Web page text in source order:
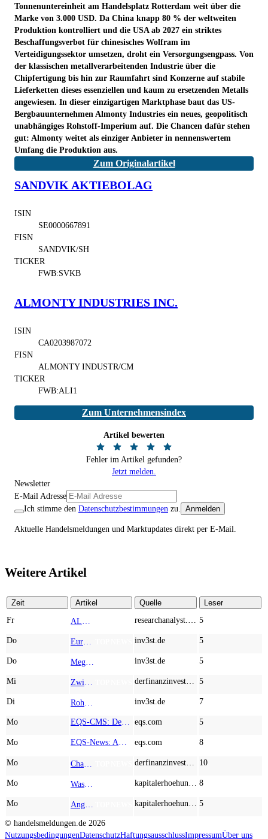
Tonnenuntereinheit am Handelsplatz Rotterdam weit über die
Marke von 3.000 USD. Da China knapp 80 % der weltweiten
Produktion kontrolliert und die USA ab 2027 ein striktes
Beschaffungsverbot für chinesisches Wolfram im
Verteidigungssektor umsetzen, droht ein Versorgungsengpass. Von
der klassischen metallverarbeitenden Industrie über die
Chipfertigung bis hin zur Raumfahrt sind Konzerne auf stabile
Lieferketten dieses essenziellen und kaum zu ersetzenden Metalls
angewiesen. In dieser einzigartigen Marktphase baut das US-
Bergbauunternehmen Almonty Industries ein neues, geopolitisch
unabhängiges Rohstoff-Imperium auf. Die Chancen dafür stehen
gut: Almonty weitet als einziger Anbieter in nennenswertem
Umfang die Produktion aus.
Zum Originalartikel
SANDVIK AKTIEBOLAG
ISIN
SE0000667891
FISN
SANDVIK/SH
TICKER
FWB:SVKB
ALMONTY INDUSTRIES INC.
ISIN
CA0203987072
FISN
ALMONTY INDUSTR/CM
TICKER
FWB:ALI1
Zum Unternehmensindex
Artikel bewerten
Fehler im Artikel gefunden?
Jetzt melden.
Newsletter
E-Mail Adresse
Ich stimme den Datenschutzbestimmungen zu. Anmelden
Aktuelle Handelsmeldungen und Marktupdates direkt per E-Mail.
Weitere Artikel
Zeit Artikel Quelle
Leser
Fr
5
Do inv3st.de 5
Do inv3st.de 5
Mi 5
Di inv3st.de 7
Mo eqs.com 5
Mo eqs.com 8
Mo 10
Mo 8
Mo 5
© handelsmeldungen.de 2026
NutzungsbedingungenDatenschutzHaftungsausschlussImpressumÜber uns